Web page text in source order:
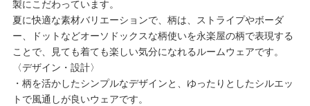
製にこだわっています。
夏に快適な素材バリエーションで、柄は、ストライプやボーダ
ー、ドットなどオーソドックスな柄使いを永楽屋の柄で表現する
ことで、見ても着ても楽しい気分になれるルームウェアです。
〈デザイン・設計〉
・柄を活かしたシンプルなデザインと、ゆったりとしたシルエッ
トで風通しが良いウェアです。